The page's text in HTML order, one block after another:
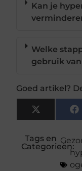
Kan je
Welke
gebruik
Goed artikel?
X
(Twitter)
Tags en
Categorieën: